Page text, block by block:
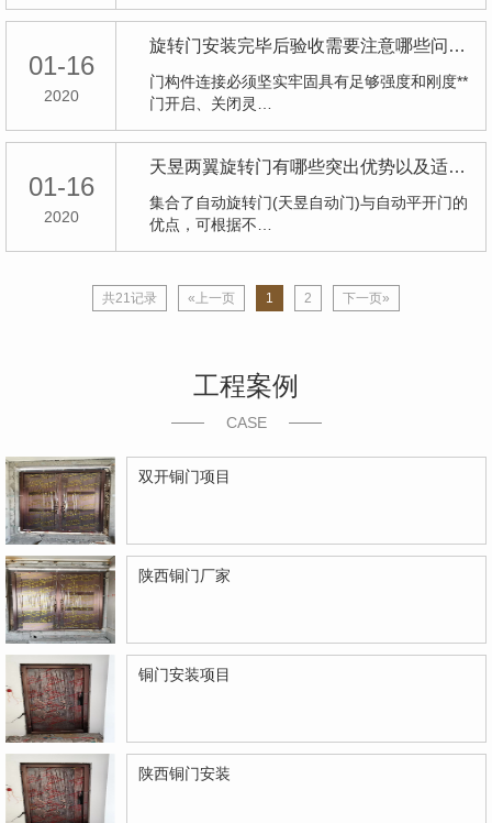
01-16
2020
旋转门安装完毕后验收需要注意哪些问题？
门构件连接必须坚实牢固具有足够强度和刚度**
门开启、关闭灵…
01-16
2020
天昱两翼旋转门有哪些突出优势以及适用范围？
集合了自动旋转门(天昱自动门)与自动平开门的
优点，可根据不…
共21记录 «上一页 1 2 下一页»
工程案例
CASE
双开铜门项目
陕西铜门厂家
铜门安装项目
陕西铜门安装